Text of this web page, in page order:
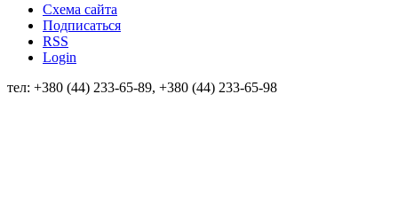
Схема сайта
Подписаться
RSS
Login
тел: +380 (44) 233-65-89, +380 (44) 233-65-98